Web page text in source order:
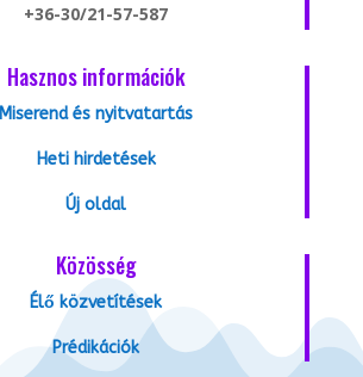
+36-30/21-57-587
Hasznos információk
Miserend és nyitvatartás
Heti hirdetések
Új oldal
Közösség
Élő közvetítések
Prédikációk